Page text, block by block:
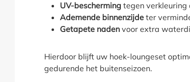
UV-bescherming tegen verkleuring
Ademende binnenzijde ter
Getapete naden voor extra
Hierdoor blijft uw hoek-loungeset
gedurende het buitenseizoen.